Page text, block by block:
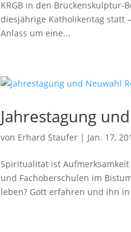
KRGB in den Brückenskulptur-
diesjährige Katholikentag statt
Anlass um eine...
Jahrestagung
von Erhard Staufer | Jan. 17,
Spiritualität ist
und Fachoberschulen im
leben? Gott erfahren und ihn